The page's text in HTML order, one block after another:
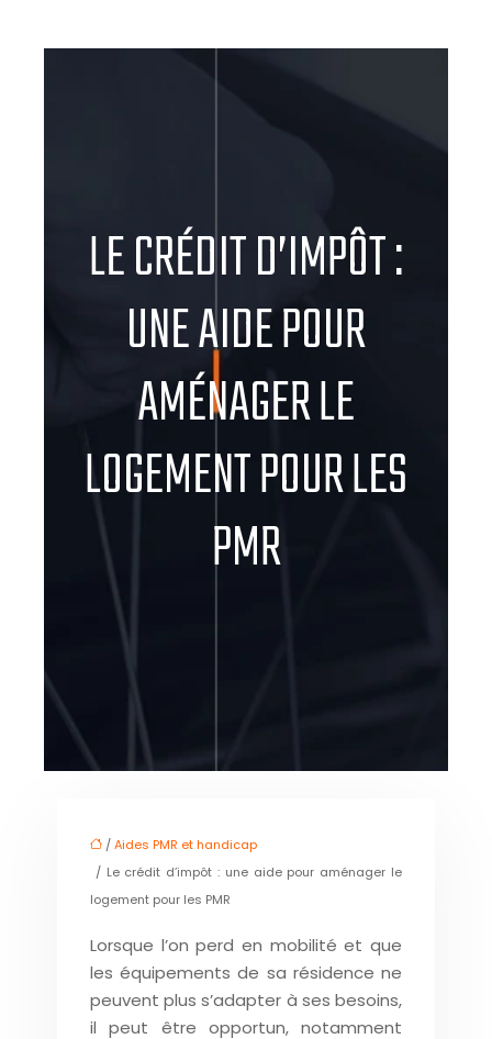
LE CRÉDIT D’IMPÔT :
UNE AIDE POUR
AMÉNAGER LE
LOGEMENT POUR LES
PMR
/Aides PMR et handicap
/ Le crédit d’impôt : une aide pour aménager le
logement pour les PMR
Lorsque l’on perd en mobilité et que
les équipements de sa résidence ne
peuvent plus s’adapter à ses besoins,
il peut être opportun, notamment